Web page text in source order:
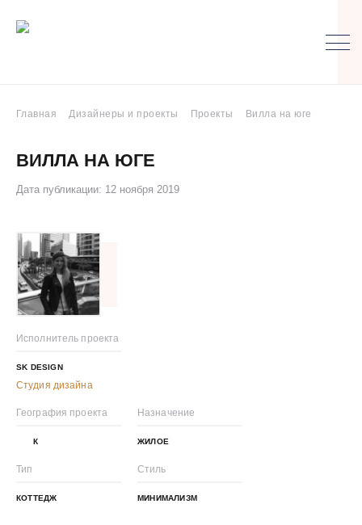
Главная Дизайнеры и проекты Проекты Вилла на юге
ВИЛЛА НА ЮГЕ
Дата публикации: 12 ноября 2019
Исполнитель проекта
SK DESIGN
Студия дизайна
География проекта
К
Назначение
ЖИЛОЕ
Тип
КОТТЕДЖ
Стиль
МИНИМАЛИЗМ